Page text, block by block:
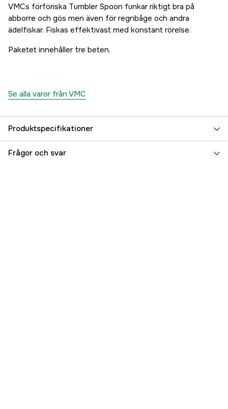
VMCs förföriska Tumbler Spoon funkar riktigt bra på
abborre och gös men även för regnbåge och andra
ädelfiskar. Fiskas effektivast med konstant rörelse.
Paketet innehåller tre beten.
Se alla varor från VMC
Produktspecifikationer
Referensnummer 5000033347
Frågor och svar